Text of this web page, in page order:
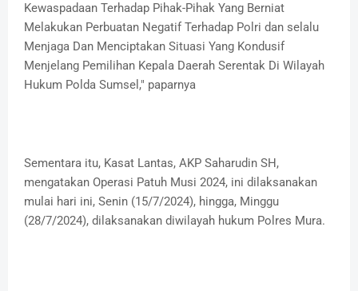
Kewaspadaan Terhadap Pihak-Pihak Yang Berniat
Melakukan Perbuatan Negatif Terhadap Polri dan selalu
Menjaga Dan Menciptakan Situasi Yang Kondusif
Menjelang Pemilihan Kepala Daerah Serentak Di Wilayah
Hukum Polda Sumsel," paparnya
Sementara itu, Kasat Lantas, AKP Saharudin SH,
mengatakan Operasi Patuh Musi 2024, ini dilaksanakan
mulai hari ini, Senin (15/7/2024), hingga, Minggu
(28/7/2024), dilaksanakan diwilayah hukum Polres Mura.